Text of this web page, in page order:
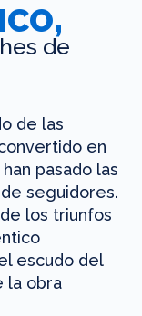
de
de las
en
pasado las
seguidores.
los triunfos
escudo del
la obra